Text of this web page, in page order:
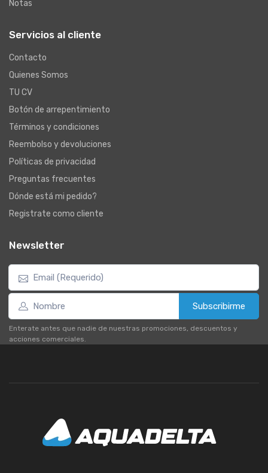
Notas
Servicios al cliente
Contacto
Quienes Somos
TU CV
Botón de arrepentimiento
Términos y condiciones
Reembolso y devoluciones
Políticas de privacidad
Preguntas frecuentes
Dónde está mi pedido?
Registrate como cliente
Newsletter
Subscribirme
Enterate antes que nadie de nuestras promociones, descuentos y
acciones comerciales.